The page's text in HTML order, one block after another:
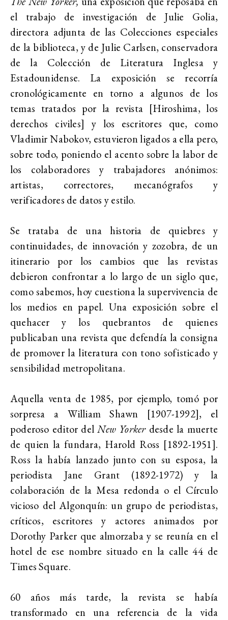
el trabajo de investigación de Julie Golia,
directora adjunta de las Colecciones especiales
de la biblioteca, y de Julie Carlsen, conservadora
de la Colección de Literatura Inglesa y
Estadounidense. La exposición se recorría
cronológicamente en torno a algunos de los
temas tratados por la revista [Hiroshima, los
derechos civiles] y los escritores que, como
Vladimir Nabokov, estuvieron ligados a ella pero,
sobre todo, poniendo el acento sobre la labor de
los colaboradores y trabajadores anónimos:
artistas, correctores, mecanógrafos y
verificadores de datos y estilo.
Se trataba de una historia de quiebres y
continuidades, de innovación y zozobra, de un
itinerario por los cambios que las revistas
debieron confrontar a lo largo de un siglo que,
como sabemos, hoy cuestiona la supervivencia de
los medios en papel. Una exposición sobre el
quehacer y los quebrantos de quienes
publicaban una revista que defendía la consigna
de promover la literatura con tono sofisticado y
sensibilidad metropolitana.
Aquella venta de 1985, por ejemplo, tomó por
sorpresa a William Shawn [1907-1992], el
poderoso editor delNew Yorkerdesde la muerte
de quien la fundara, Harold Ross [1892-1951].
Ross la había lanzado junto con su esposa, la
periodista Jane Grant (1892-1972) y la
colaboración de la Mesa redonda o el Círculo
vicioso del Algonquín: un grupo de periodistas,
críticos, escritores y actores animados por
Dorothy Parker que almorzaba y se reunía en el
hotel de ese nombre situado en la calle 44 de
Times Square.
60 años más tarde, la revista se había
transformado en una referencia de la vida